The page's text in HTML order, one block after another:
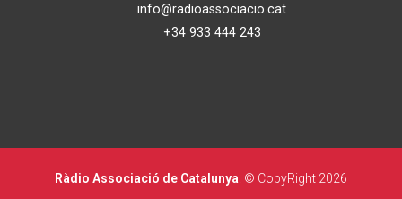
info@radioassociacio.cat
+34 933 444 243
Ràdio Associació de Catalunya . © CopyRight 2026